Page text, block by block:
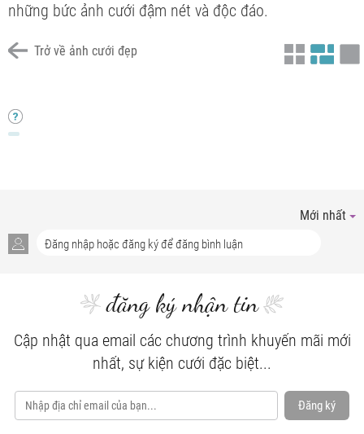
những bức ảnh cưới đậm nét và độc đáo.
Trở về ảnh cưới đẹp
Album cưới đẹp quận 1
Chưa có tiêu đề
Chưa có tiêu đề
Chưa có tiêu đề
Chưa có tiêu đề
Chưa có tiêu đề
Chưa có tiêu đề
Chưa có tiêu đề
Chưa có tiêu đề
Chưa có tiêu đề
Chưa có tiêu đề
Chưa có tiêu đề
Chưa có tiêu đề
ảnh cưới đẹp sài gòn
Chưa có tiêu đề
ảnh cưới đẹp sài gòn
Mới nhất
đăng ký nhận tin
Cập nhật qua email các chương trình khuyến mãi mới
nhất, sự kiện cưới đặc biệt...
Đăng ký